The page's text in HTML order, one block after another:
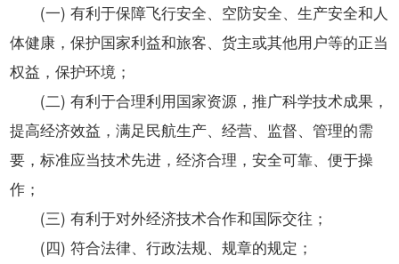
(一) 有利于保障飞行安全、空防安全、生产安全和人
体健康，保护国家利益和旅客、货主或其他用户等的正当
权益，保护环境；
(二) 有利于合理利用国家资源，推广科学技术成果，
提高经济效益，满足民航生产、经营、监督、管理的需
要，标准应当技术先进，经济合理，安全可靠、便于操
作；
(三) 有利于对外经济技术合作和国际交往；
(四) 符合法律、行政法规、规章的规定；